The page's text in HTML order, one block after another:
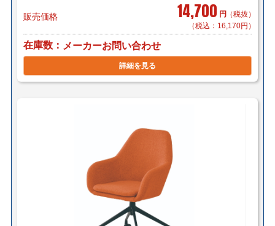
販売価格 14,700 円 （税抜）
（税込：16,170円）
在庫数 メーカーお問い合わせ
詳細を見る